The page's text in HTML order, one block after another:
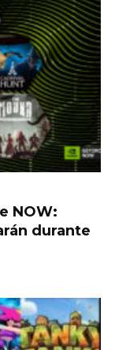
NOW:
durante